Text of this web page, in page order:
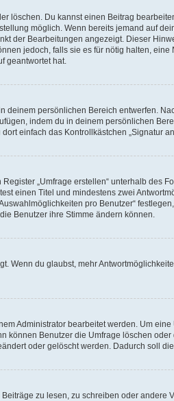
Du kannst einen Beitrag
möglich. Wenn bereits jemand auf
der Bearbeitungen angezeigt. Dieser
jedoch, falls sie es für nötig halten,
geantwortet hat.
persönlichen Bereich entwerfen.
indem du in deinem persönlichen
einfach das Kontrollkästchen „Signatur
„Umfrage erstellen“ unterhalb des
einen Titel und mindestens zwei
pro Benutzer“
Benutzer ihre Stimme ändern können.
Wenn du glaubst, mehr
Administrator bearbeitet werden. Um
können Benutzer die Umfrage löschen
oder gelöscht werden. Dadurch soll
zu lesen, zu schreiben oder andere